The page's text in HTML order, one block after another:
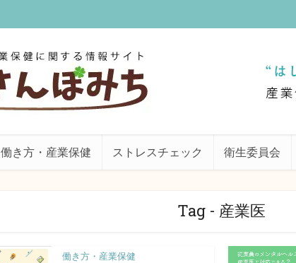
働き方・産業保健 ストレスチェック 衛生委員会
Tag - 産業医
働き方・産業保健